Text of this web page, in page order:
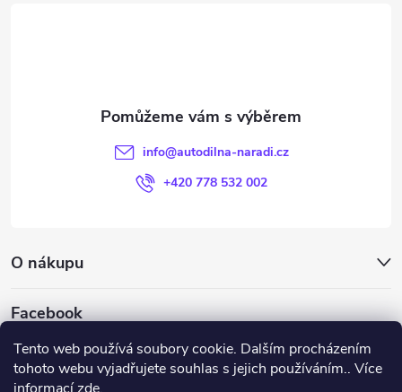
Tento web používá soubory cookie. Dalším procházením
tohoto webu vyjadřujete souhlas s jejich používáním.. Více
info@autodilna-naradi.cz
+420 778 532 002
O nákupu
Facebook